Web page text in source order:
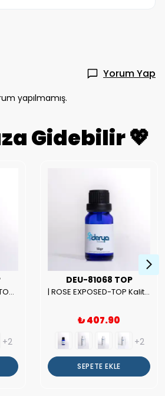
Yorum Yap
yapılmamış.
Gidebilir 💖
| BRUNO BANANI MAN-TOP Kalite Erkek Parfüm Esansı.|
+2
DEU-81068 TOP
| ROSE EXPOSED-TOP Kalite Unısex Parfüm Esansı.|
₺ 407.90
+2
SEPETE EKLE